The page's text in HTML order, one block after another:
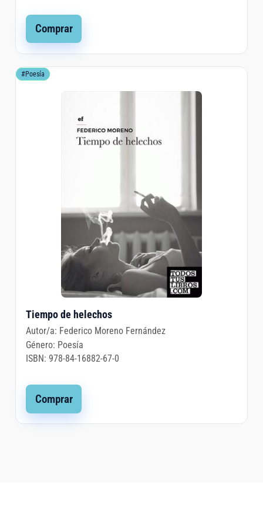
Comprar
#Poesía
Tiempo de helechos
Autor/a: Federico Moreno Fernández
Género: Poesía
ISBN: 978-84-16882-67-0
Comprar